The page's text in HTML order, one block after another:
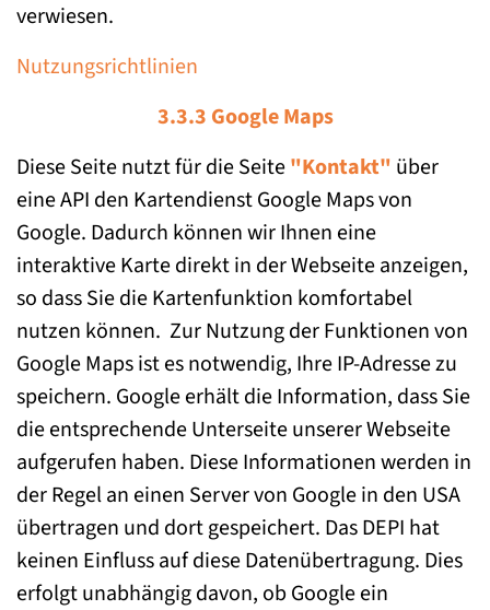
verwiesen.
Nutzungsrichtlinien
3.3.3 Google Maps
Diese Seite nutzt für die Seite"Kontakt" über
eine API den Kartendienst Google Maps von
Google. Dadurch können wir Ihnen eine
interaktive Karte direkt in der Webseite anzeigen,
so dass Sie die Kartenfunktion komfortabel
nutzen können. Zur Nutzung der Funktionen von
Google Maps ist es notwendig, Ihre IP-Adresse zu
speichern. Google erhält die Information, dass Sie
die entsprechende Unterseite unserer Webseite
aufgerufen haben. Diese Informationen werden in
der Regel an einen Server von Google in den USA
übertragen und dort gespeichert. Das DEPI hat
keinen Einfluss auf diese Datenübertragung. Dies
erfolgt unabhängig davon, ob Google ein